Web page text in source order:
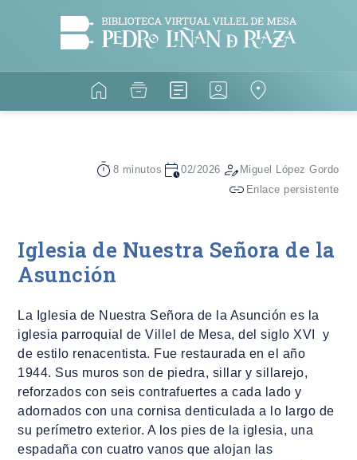
8 minutos 02/2026
Miguel López Gordo
Enlace persistente
Iglesia de Nuestra Señora de la
Asunción
La Iglesia de Nuestra Señora de la Asunción es la
iglesia parroquial de Villel de Mesa, del siglo XVI y
de estilo renacentista. Fue restaurada en el año
1944. Sus muros son de piedra, sillar y sillarejo,
reforzados con seis contrafuertes a cada lado y
adornados con una cornisa denticulada a lo largo de
su perímetro exterior. A los pies de la iglesia, una
espadaña con cuatro vanos que alojan las